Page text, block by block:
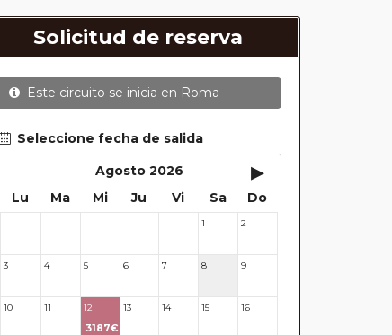
Solicitud de reserva
Este circuito se inicia en Roma
Seleccione fecha de salida
Agosto 2026
▸
Lu Ma Mi Ju Vi Sa Do
1 2
3 4 5 6 7 8 9
10 11 12
3187€
13 14 15 16